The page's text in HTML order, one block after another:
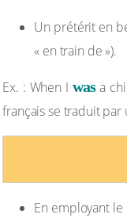
Un prétérit en
« en train de »).
Ex. : When I wasa
français se traduit par
En employant